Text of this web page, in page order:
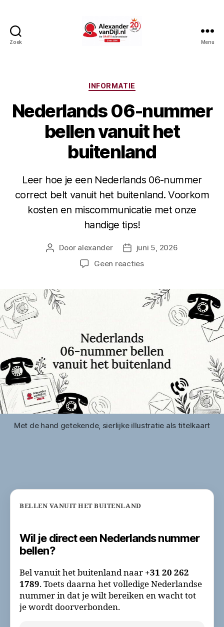
Zoek Menu
Categorieën
INFORMATIE
Nederlands 06-nummer
bellen vanuit het
buitenland
Leer hoe je een Nederlands 06-nummer
correct belt vanuit het buitenland. Voorkom
kosten en miscommunicatie met onze
handige tips!
Berichtauteur
Door alexander Berichtdatum
juni 5, 2026
Geen reactiesop
nummer
bellen
buitenland
Met de hand getekende, sierlijke illustratie als titelkaart
BELLEN VANUIT HET BUITENLAND
Wil je direct een Nederlands nummer
bellen?
Bel vanuit het buitenland naar +31 20 262
1789. Toets daarna het volledige Nederlandse
nummer in dat je wilt bereiken en wacht tot
je wordt doorverbonden.